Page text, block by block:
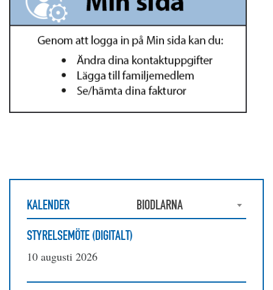
KALENDER
BIODLARNA
STYRELSEMÖTE (DIGITALT)
10 augusti 2026